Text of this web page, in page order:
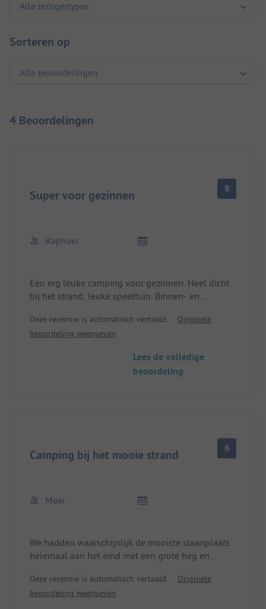
Sorteren op
4 Beoordelingen
Super voor gezinnen 8
Raphael
Een erg leuke camping voor gezinnen. Heel dicht
bij het strand, leuke speeltuin. Binnen- en
Kinderanimatie met dansjes etc. Sanitair een beetje
verouderd maar OK.
aankomen omdat we in de file stonden. (Na 20u)
Deze recensie is automatisch vertaald.
Originele
beoordeling weergeven
Lees de volledige
beoordeling
Camping bij het mooie strand 6
Maxi
We hadden waarschijnlijk de mooiste staanplaats
helemaal aan het eind met een grote heg en
mooi (weinig heggen, bijna geen bomen). Veel
stacaravans. De sanitaire voorzieningen waren
Deze recensie is automatisch vertaald.
Originele
beoordeling weergeven